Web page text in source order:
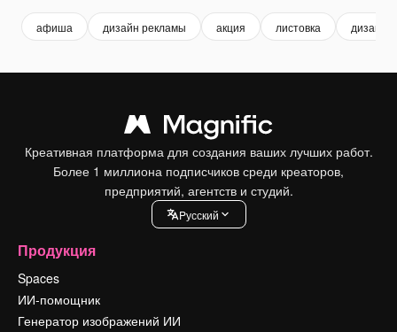
афиша дизайн рекламы акция листовка дизайн
Креативная платформа для создания ваших лучших работ.
Более 1 миллиона подписчиков среди креаторов,
предприятий, агентств и студий.
Pусский
Продукция
Spaces
ИИ-помощник
Генератор изображений ИИ